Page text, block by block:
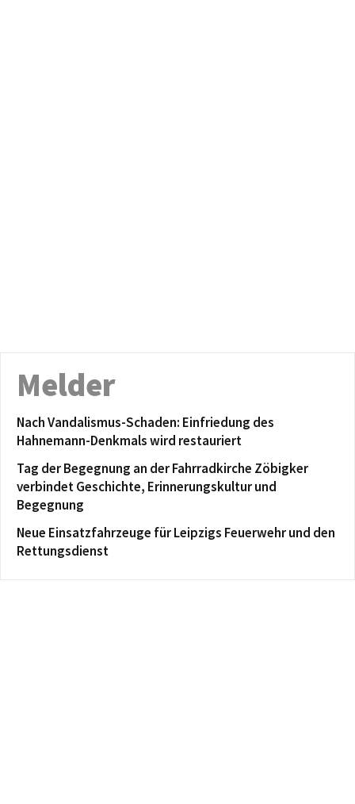
Melder
Nach Vandalismus-Schaden: Einfriedung des
Hahnemann-Denkmals wird restauriert
Tag der Begegnung an der Fahrradkirche Zöbigker
verbindet Geschichte, Erinnerungskultur und
Begegnung
Neue Einsatzfahrzeuge für Leipzigs Feuerwehr und den
Rettungsdienst